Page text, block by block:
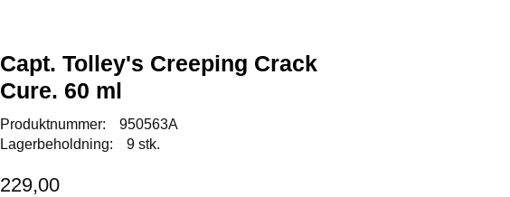
Capt. Tolley's Creeping Crack
Cure. 60 ml
Produktnummer:
950563A
Lagerbeholdning:
9 stk.
229,00